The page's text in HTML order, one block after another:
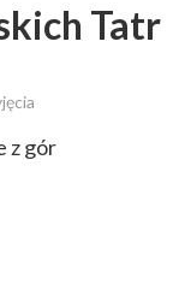
Tatr
z gór